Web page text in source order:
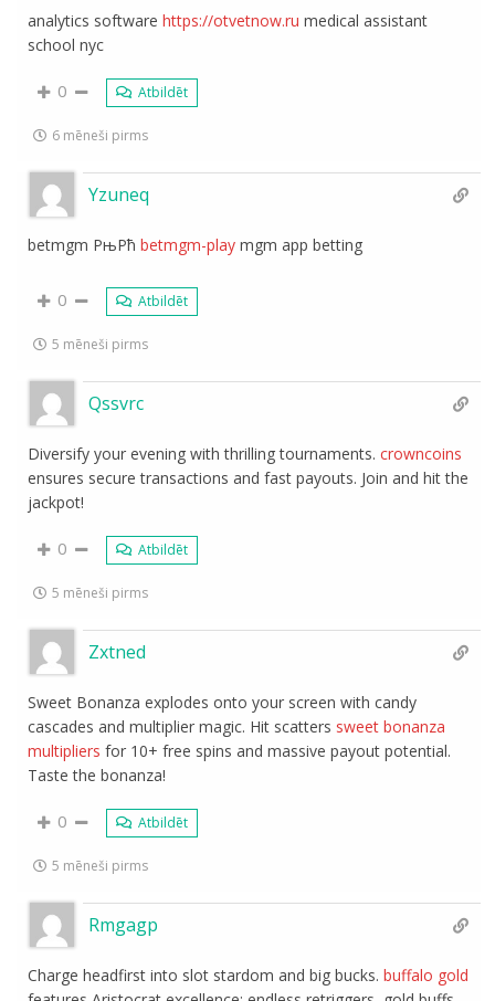
analytics softwarehttps://otvetnow.ru medical assistant
school nyc
0 Atbildēt
6 mēneši pirms
Yzuneq
betmgm РњРћbetmgm-play mgm app betting
0 Atbildēt
5 mēneši pirms
Qssvrc
Diversify your evening with thrilling tournaments.crowncoins
ensures secure transactions and fast payouts. Join and hit the
jackpot!
0 Atbildēt
5 mēneši pirms
Zxtned
Sweet Bonanza explodes onto your screen with candy
cascades and multiplier magic. Hit scatters sweet bonanza
multipliers for 10+ free spins and massive payout potential.
Taste the bonanza!
0 Atbildēt
5 mēneši pirms
Rmgagp
Charge headfirst into slot stardom and big bucks.buffalo gold